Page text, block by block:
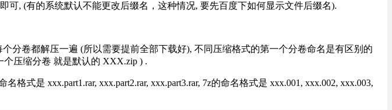
可, (有的系统默认不能更改后缀名，这种情况, 要先百度下如何显示文件后缀名).
分卷都解压一遍 (所以需要提前全部下载好), 不同压缩格式的第一个分卷命名是有区别的
个压缩分卷 就是默认的 XXX.zip ) .
式是 xxx.part1.rar, xxx.part2.rar, xxx.part3.rar, 7z的命名格式是 xxx.001, xxx.002, xxx.003,